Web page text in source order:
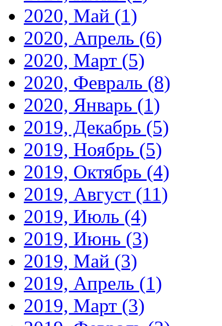
2020, Май (1)
2020, Апрель (6)
2020, Март (5)
2020, Февраль (8)
2020, Январь (1)
2019, Декабрь (5)
2019, Ноябрь (5)
2019, Октябрь (4)
2019, Август (11)
2019, Июль (4)
2019, Июнь (3)
2019, Май (3)
2019, Апрель (1)
2019, Март (3)